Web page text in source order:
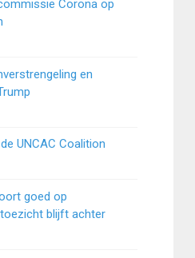
Corona op
en
UNCAC Coalition
goed op
blijft achter